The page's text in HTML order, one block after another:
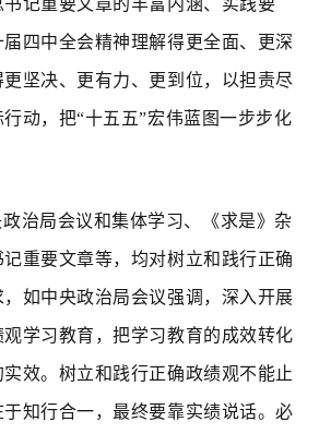
记重要文章的丰富内涵、实践要
四中全会精神理解得更全面、更深
坚决、更有力、更到位，以担责尽
动，把“十五五”宏伟蓝图一步步化
治局会议和集体学习、《求是》杂
重要文章等，均对树立和践行正确
如中央政治局会议强调，深入开展
学习教育，把学习教育的成效转化
效。树立和践行正确政绩观不能止
知行合一，最终要靠实绩说话。必